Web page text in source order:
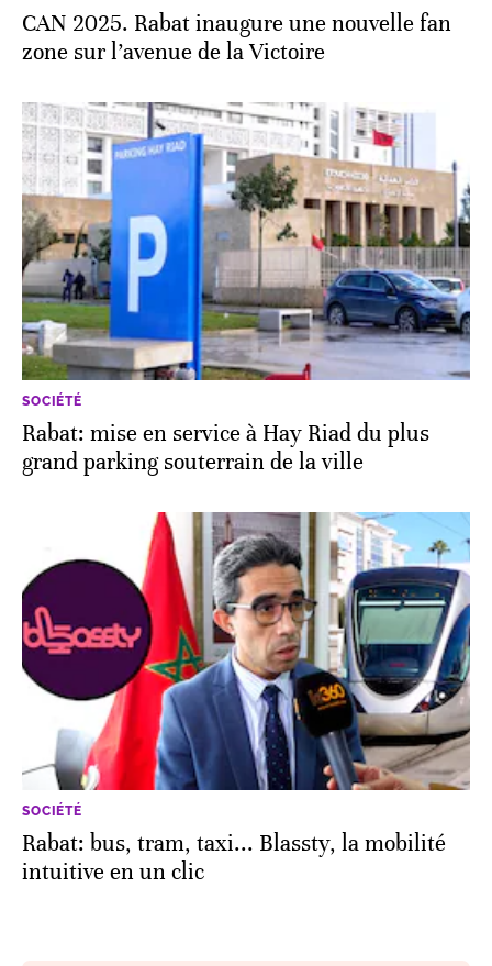
CAN 2025. Rabat inaugure une nouvelle fan
zone sur l’avenue de la Victoire
SOCIÉTÉ
Rabat: mise en service à Hay Riad du plus
grand parking souterrain de la ville
SOCIÉTÉ
Rabat: bus, tram, taxi... Blassty, la mobilité
intuitive en un clic